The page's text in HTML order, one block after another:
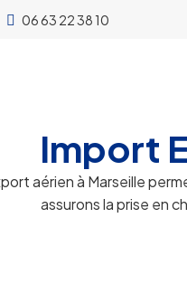
06 63 22 38 10
Import
aérien à Marseille
assurons la prise en